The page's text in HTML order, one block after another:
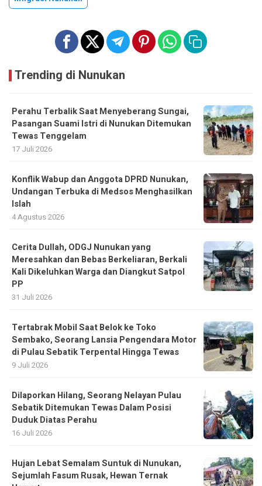
Trending di Nunukan
Perahu Terbalik Saat Menyeberang Sungai,
Pasangan Suami Istri di Nunukan Ditemukan
Tewas Tenggelam
17 Juli 2026
Konflik Wabup dan Anggota DPRD Nunukan,
Undangan Terbuka di Medsos Menghasilkan
Islah
4 Agustus 2026
Cerita Dullah, ODGJ Nunukan yang
Meresahkan dan Bebas Berkeliaran, Berkali
Kali Dikeluhkan Warga dan Diangkut Satpol
PP
31 Juli 2026
Tertabrak Mobil Saat Belok ke Toko
Sembako, Seorang Lansia Pengendara Motor
di Pulau Sebatik Terpental Hingga Tewas
9 Juli 2026
Dilaporkan Hilang, Seorang Nelayan Pulau
Sebatik Ditemukan Tewas Dalam Posisi
Duduk Diatas Perahu
16 Juli 2026
Hujan Lebat Semalam Suntuk di Nunukan,
Sejumlah Fasum Rusak, Hewan Ternak